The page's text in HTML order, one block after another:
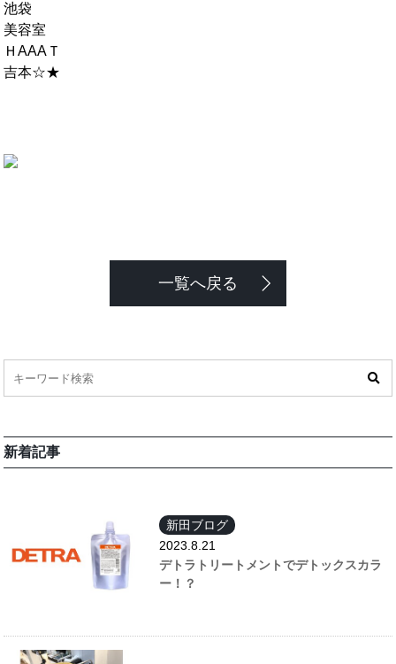
池袋
美容室
ＨAAAＴ
吉本☆★
一覧へ戻る
新着記事
新田ブログ
2023.8.21
デトラトリートメントでデトックスカラ
ー！？